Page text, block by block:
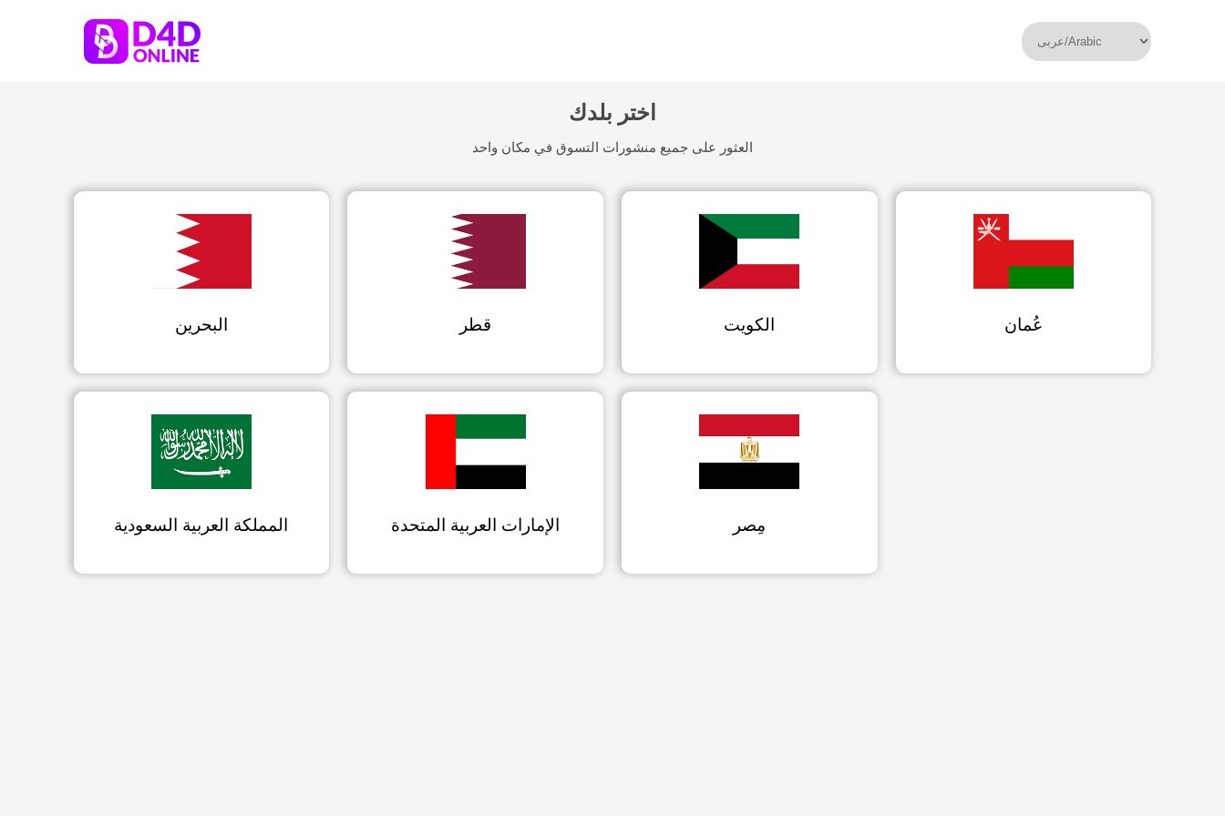
اختر بلدك
العثور على جميع منشورات التسوق في مكان واحد
البحرين قطر الكويت عُمان
المملكة العربية السعودية الإمارات العربية المتحدة